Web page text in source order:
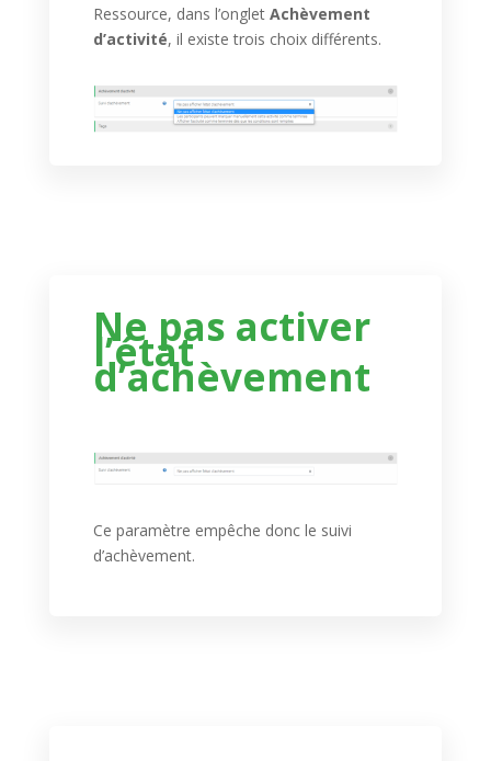
Ressource, dans l’onglet Achèvement
d’activité, il existe trois choix différents.
Ne pas activer
l’état
d’achèvement
Ce paramètre empêche donc le suivi
d’achèvement.